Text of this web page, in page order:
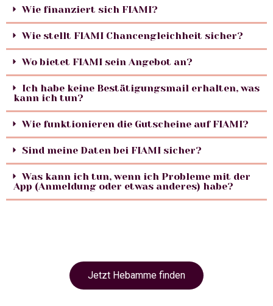
Wie finanziert sich FIAMI?
Wie stellt FIAMI Chancengleichheit sicher?
Wo bietet FIAMI sein Angebot an?
Ich habe keine Bestätigungsmail erhalten, was
kann ich tun?
Wie funktionieren die Gutscheine auf FIAMI?
Sind meine Daten bei FIAMI sicher?
Was kann ich tun, wenn ich Probleme mit der
App (Anmeldung oder etwas anderes) habe?
Jetzt Hebamme finden